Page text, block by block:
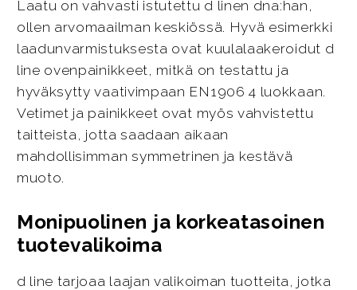
Laatu on vahvasti istutettu d linen dna:han,
ollen arvomaailman keskiössä. Hyvä esimerkki
laadunvarmistuksesta ovat kuulalaakeroidut d
line ovenpainikkeet, mitkä on testattu ja
hyväksytty vaativimpaan EN1906 4 luokkaan.
Vetimet ja painikkeet ovat myös vahvistettu
taitteista, jotta saadaan aikaan
mahdollisimman symmetrinen ja kestävä
muoto.
Monipuolinen ja korkeatasoinen
tuotevalikoima
d line tarjoaa laajan valikoiman tuotteita, jotka